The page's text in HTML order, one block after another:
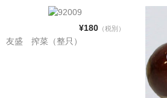
¥180（税別）
友盛 搾菜（整只）